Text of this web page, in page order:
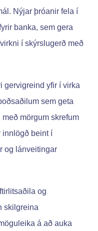
Nýjar þróanir fela í
banka, sem gera
í skýrslugerð með
gervigreind yfir í virka
sem geta
mörgum skrefum
innlögð beint í
og lánveitingar
og
skilgreina
á að auka